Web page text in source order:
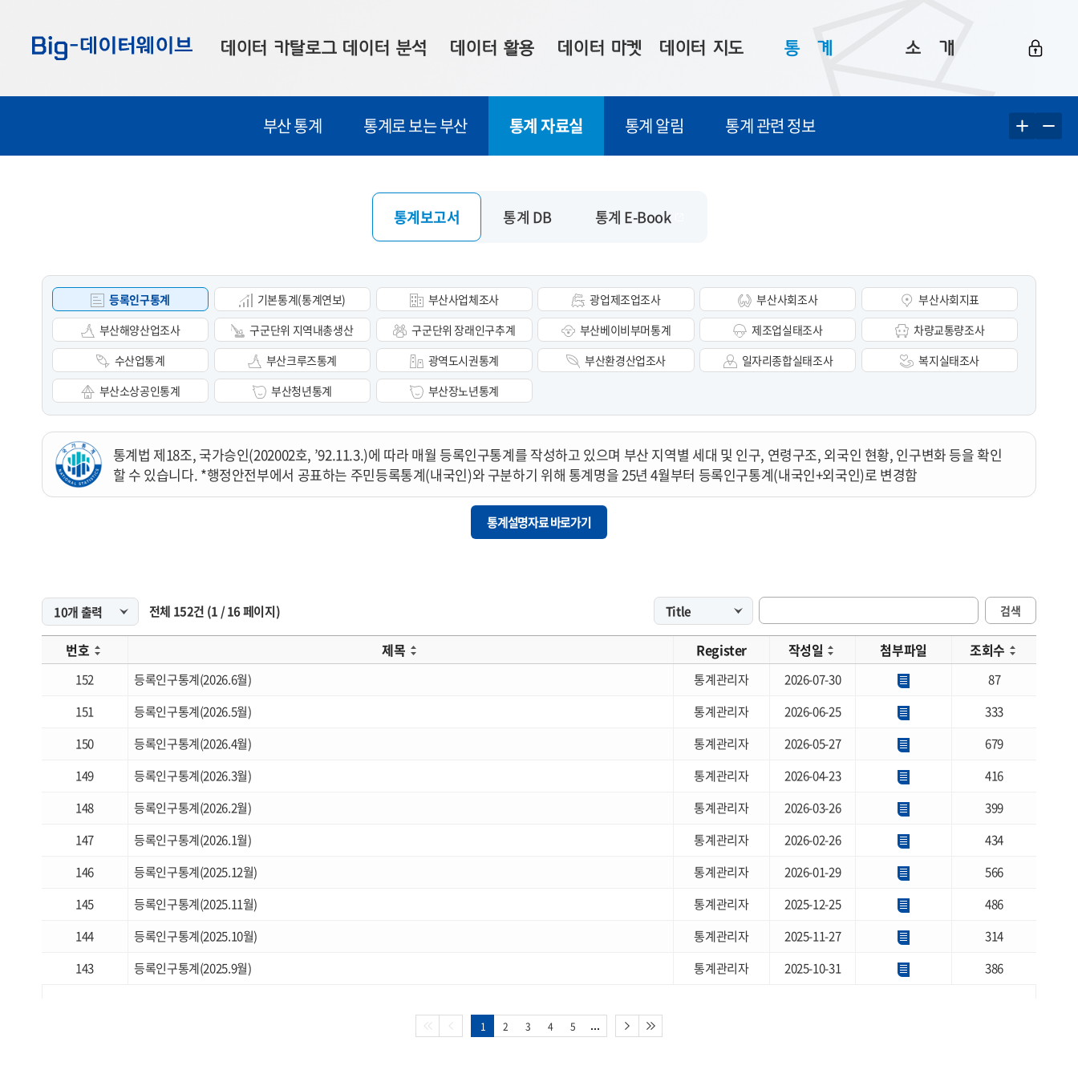
기
기
기
데이터 카탈로그
부산데이터
데이터 분석
우수사례
데이터 활용
시각화 서비스
주소 좌표 변환
프로파일링
데이터 마켓
맞춤형 의뢰
데이터 지도
데이터 현황
통ㅤ계
통계로 보는 부산
소ㅤ개
부산 통계 통계로 보는 부산 통계 자료실 통계 알림 통계 관련 정보
통계보고서 통계 DB 통계 E-Book
등록인구통계 기본통계(통계연보) 부산사업체조사 광업제조업조사 부산사회조사
부산사회지표
부산해양산업조사
구군단위 지역내총생산 구군단위 장래인구추계 부산베이비부머통계 제조업실태조사
차량교통량조사
수산업통계
부산크루즈통계 광역도시권통계 부산환경산업조사 일자리종합실태조사
복지실태조사
부산소상공인통계
부산청년통계 부산장노년통계
통계법 제18조, 국가승인(202002호, ’92.11.3.)에 따라 매월 등록인구통계를 작성하고 있으며 부산 지역별 세대 및 인구, 연령구조, 외국인 현황, 인구변화 등을 확인
할 수 있습니다. *행정안전부에서 공표하는 주민등록통계(내국인)와 구분하기 위해 통계명을 25년 4월부터 등록인구통계(내국인+외국인)로 변경함
통계설명자료 바로가기
전체 152건 (1 /16페이지) 검색
번호 제목 Register 작성일 첨부파일 조회수
152 등록인구통계(2026.6월) 통계관리자 2026-07-30
87
151
등록인구통계(2026.5월) 통계관리자 2026-06-25
333
150
등록인구통계(2026.4월) 통계관리자 2026-05-27
679
149
등록인구통계(2026.3월) 통계관리자 2026-04-23
416
148
등록인구통계(2026.2월) 통계관리자 2026-03-26
399
147
등록인구통계(2026.1월) 통계관리자 2026-02-26
434
146
등록인구통계(2025.12월) 통계관리자 2026-01-29
566
145
등록인구통계(2025.11월) 통계관리자 2025-12-25
486
144
등록인구통계(2025.10월) 통계관리자 2025-11-27
314
143
등록인구통계(2025.9월) 통계관리자 2025-10-31 386
1 2 3 4 5